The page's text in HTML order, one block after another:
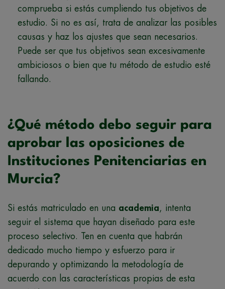
comprueba si estás cumpliendo tus objetivos de
estudio. Si no es así, trata de analizar las posibles
causas y haz los ajustes que sean necesarios.
Puede ser que tus objetivos sean excesivamente
ambiciosos o bien que tu método de estudio esté
fallando.
¿Qué método debo seguir para
aprobar las oposiciones de
Instituciones Penitenciarias en
Murcia?
Si estás matriculado en una academia, intenta
seguir el sistema que hayan diseñado para este
proceso selectivo. Ten en cuenta que habrán
dedicado mucho tiempo y esfuerzo para ir
depurando y optimizando la metodología de
acuerdo con las características propias de esta